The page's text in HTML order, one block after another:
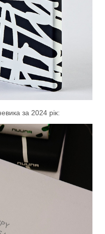
за 2024 рік: